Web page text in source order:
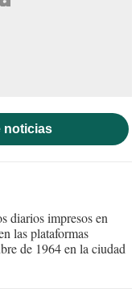
noticias
diarios impresos en
las plataformas
de 1964 en la ciudad